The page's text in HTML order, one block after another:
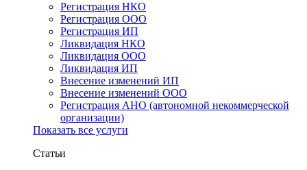
Регистрация НКО
Регистрация ООО
Регистрация ИП
Ликвидация НКО
Ликвидация ООО
Ликвидация ИП
Внесение изменений ИП
Внесение изменений ООО
Регистрация АНО (автономной некоммерческой
организации)
Показать все услуги
Статьи